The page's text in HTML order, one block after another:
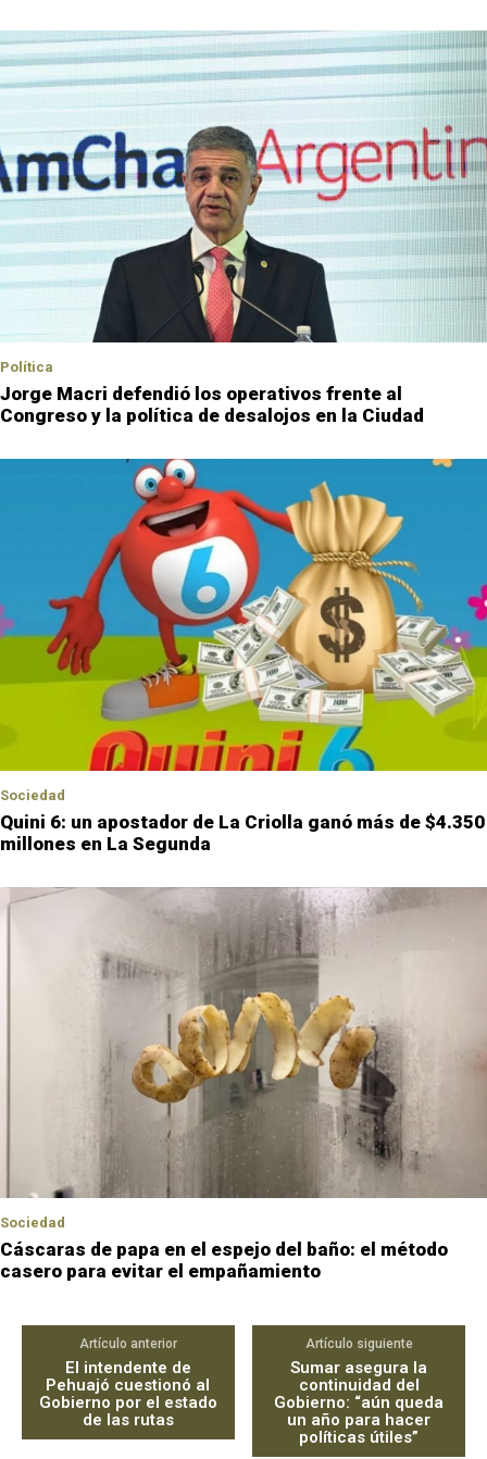
Política
Jorge Macri defendió los operativos frente al
Congreso y la política de desalojos en la Ciudad
Sociedad
Quini 6: un apostador de La Criolla ganó más de $4.350
millones en La Segunda
Sociedad
Cáscaras de papa en el espejo del baño: el método
casero para evitar el empañamiento
Artículo anterior
El intendente de
Pehuajó cuestionó al
Gobierno por el estado
de las rutas
Artículo siguiente
Sumar asegura la
continuidad del
Gobierno: “aún queda
un año para hacer
políticas útiles”